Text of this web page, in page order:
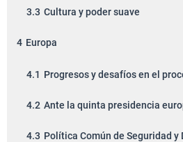
3.3 Cultura y poder suave
4 Europa
4.1 Progresos y desafíos en el
4.2 Ante la quinta presidencia
4.3 Política Común de Seguridad y